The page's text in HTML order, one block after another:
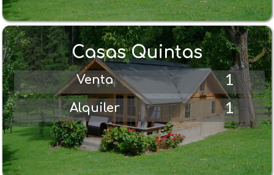
Casas Quintas
Venta 1
Alquiler 1